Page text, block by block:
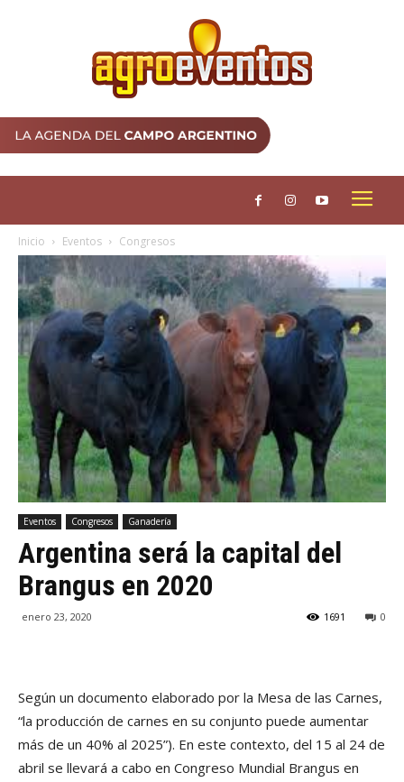
Inicio Eventos Congresos
Eventos Congresos Ganadería
Argentina será la capital del
Brangus en 2020
enero 23, 2020 0
1691
Según un documento elaborado por la Mesa de las Carnes,
“la producción de carnes en su conjunto puede aumentar
más de un 40% al 2025”). En este contexto, del 15 al 24 de
abril se llevará a cabo en Congreso Mundial Brangus en